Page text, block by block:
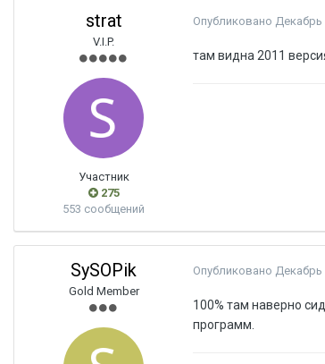
strat
V.I.P.
Участник
275
553 сообщений
Опубликовано Декабрь
там видна 2011
SySOPik
Gold Member
Опубликовано Декабрь
100% там наверно
программ.